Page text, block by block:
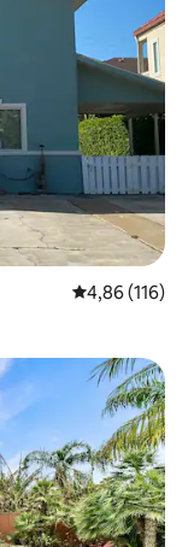
4,86 (116)